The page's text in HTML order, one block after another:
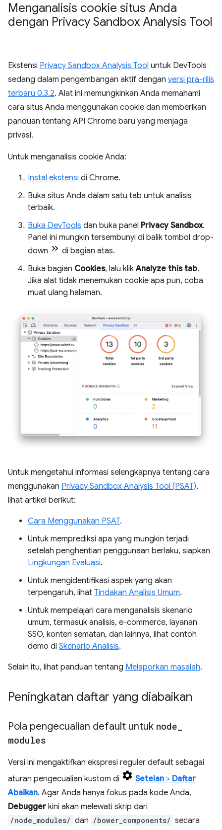
Menganalisis cookie situs Anda
dengan Privacy Sandbox Analysis Tool
Ekstensi Privacy Sandbox Analysis Tool untuk DevTools
sedang dalam pengembangan aktif dengan versi pra-rilis
terbaru 0.3.2. Alat ini memungkinkan Anda memahami
cara situs Anda menggunakan cookie dan memberikan
panduan tentang API Chrome baru yang menjaga
privasi.
Untuk menganalisis cookie Anda:
Instal ekstensi di Chrome.
Buka situs Anda dalam satu tab untuk analisis
terbaik.
Buka DevTools dan buka panel Privacy Sandbox.
Panel ini mungkin tersembunyi di balik tombol drop-
down
di bagian atas.
Buka bagian Cookies, lalu klikAnalyze this tab.
Jika alat tidak menemukan cookie apa pun, coba
muat ulang halaman.
Untuk mengetahui informasi selengkapnya tentang cara
menggunakan Privacy Sandbox Analysis Tool (PSAT),
lihat artikel berikut:
Cara Menggunakan PSAT.
Untuk memprediksi apa yang mungkin terjadi
setelah penghentian penggunaan berlaku, siapkan
Lingkungan Evaluasi.
Untuk mengidentifikasi aspek yang akan
terpengaruh, lihat Tindakan Analisis Umum.
Untuk mempelajari cara menganalisis skenario
umum, termasuk analisis, e-commerce, layanan
SSO, konten sematan, dan lainnya, lihat contoh
demo di Skenario Analisis.
Selain itu, lihat panduan tentang Melaporkan masalah.
Peningkatan daftar yang diabaikan
Pola pengecualian default untuk node
modules
Versi ini mengaktifkan ekspresi reguler default sebagai
aturan pengecualian kustom di
Setelan > Daftar
Abaikan. Agar Anda hanya fokus pada kode Anda,
Debugger kini akan melewati skrip dari
/node_modules/ dan /bower_components/ secara